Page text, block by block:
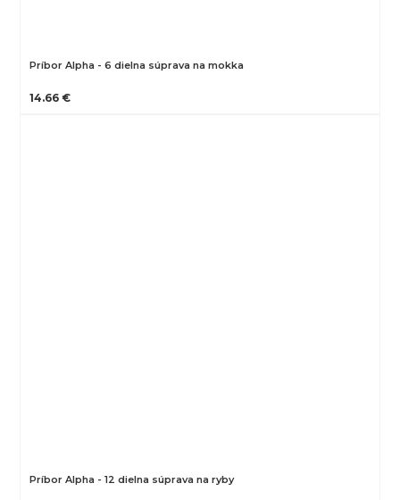
Príbor Alpha - 6 dielna súprava na mokka
14.66 €
Príbor Alpha - 12 dielna súprava na ryby